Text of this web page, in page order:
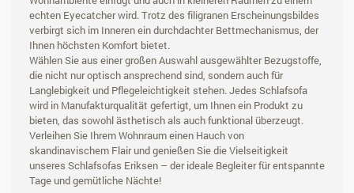
echten Eyecatcher wird. Trotz des filigranen Erscheinungsbildes
verbirgt sich im Inneren ein durchdachter Bettmechanismus, der
Ihnen höchsten Komfort bietet.
Wählen Sie aus einer großen Auswahl ausgewählter Bezugstoffe,
die nicht nur optisch ansprechend sind, sondern auch für
Langlebigkeit und Pflegeleichtigkeit stehen. Jedes Schlafsofa
wird in Manufakturqualität gefertigt, um Ihnen ein Produkt zu
bieten, das sowohl ästhetisch als auch funktional überzeugt.
Verleihen Sie Ihrem Wohnraum einen Hauch von
skandinavischem Flair und genießen Sie die Vielseitigkeit
unseres Schlafsofas Eriksen – der ideale Begleiter für entspannte
Tage und gemütliche Nächte!